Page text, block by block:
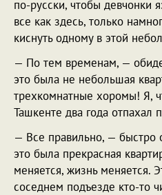
по-русски, чтобы девчонки
все как здесь, только
киснуть одному в этой
— По тем временам, —
это была не небольшая
трехкомнатные хоромы! Я,
Ташкенте два года отпахал
— Все правильно, — быстро
это была прекрасная
меняется, жизнь меняется.
соседнем подъезде кто-то